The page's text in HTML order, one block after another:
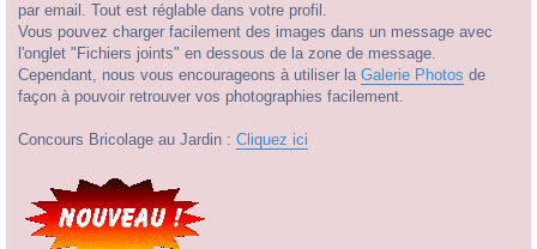
par email. Tout est réglable dans votre profil.
Vous pouvez charger facilement des images dans un message avec
l'onglet "Fichiers joints" en dessous de la zone de message.
Cependant, nous vous encourageons à utiliser la Galerie Photos de
façon à pouvoir retrouver vos photographies facilement.
Concours Bricolage au Jardin : Cliquez ici